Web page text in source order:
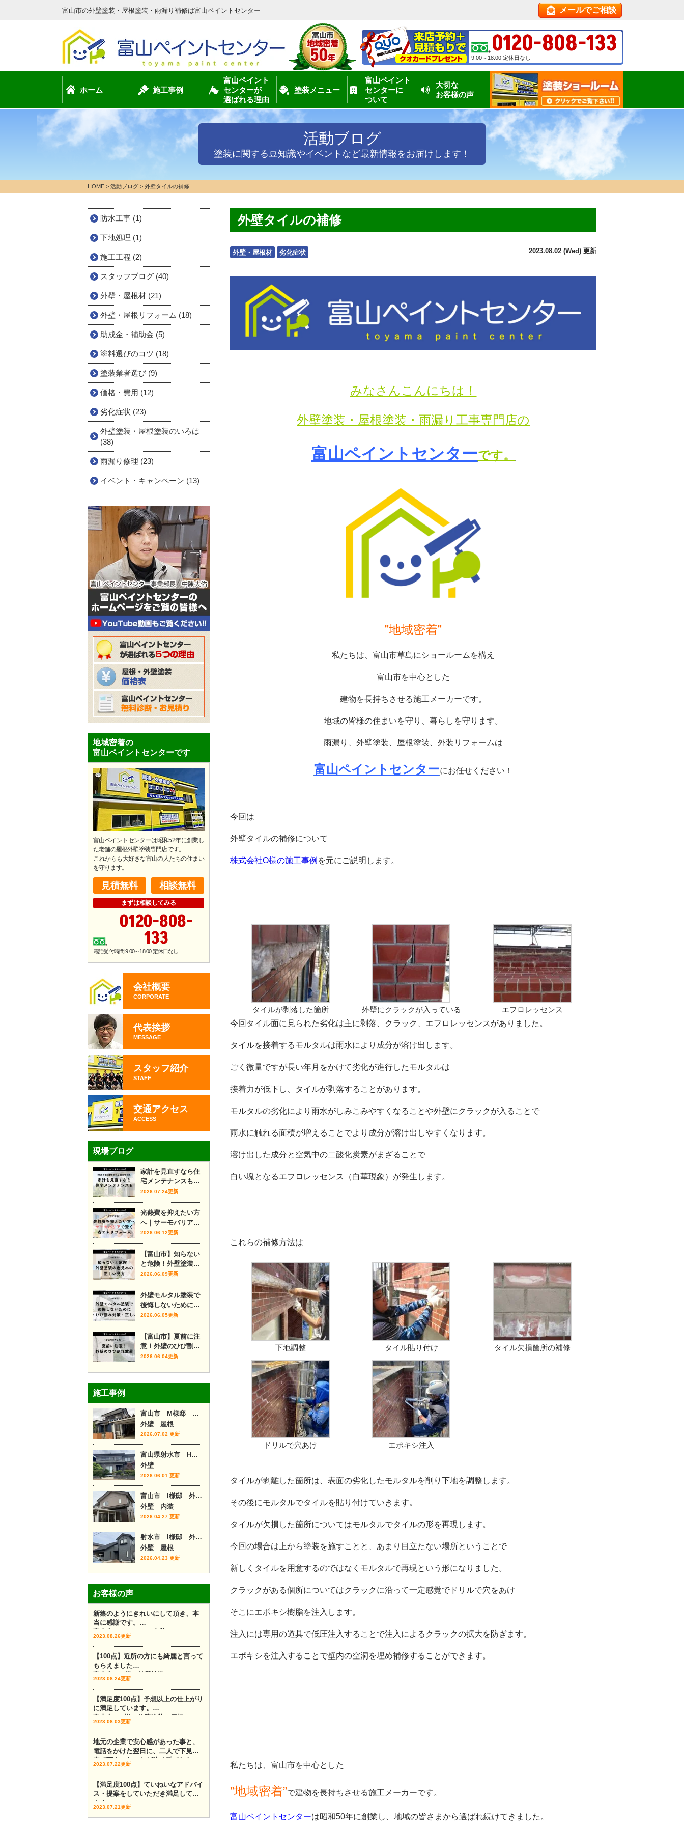
富山市の外壁塗装・屋根塗装・雨漏り補修は富山ペイントセンター メールでご相談
0120-808-133
9:00～18:00 定休日なし
ホーム 施工事例
富山ペイント
センターが
選ばれる理由
塗装メニュー
富山ペイント
センターに
ついて
大切な
お客様の声
活動ブログ
塗装に関する豆知識やイベントなど最新情報をお届けします！
HOME > 活動ブログ > 外壁タイルの補修
外壁タイルの補修
外壁・屋根材 劣化症状 2023.08.02 (Wed) 更新
みなさんこんにちは！
外壁塗装・屋根塗装・雨漏り工事専門店の
富山ペイントセンターです。
”地域密着”
私たちは、富山市草島にショールームを構え
富山市を中心とした
建物を長持ちさせる施工メーカーです。
地域の皆様の住まいを守り、暮らしを守ります。
雨漏り、外壁塗装、屋根塗装、外装リフォームは
富山ペイントセンターにお任せください！
今回は
外壁タイルの補修について
株式会社O様の施工事例 を元にご説明します。
タイルが剥落した箇所 外壁にクラックが入っている
エフロレッセンス
今回タイル面に見られた劣化は主に剥落、クラック、エフロレッセンスがありました。
タイルを接着するモルタルは雨水により成分が溶け出します。
ごく微量ですが長い年月をかけて劣化が進行したモルタルは
接着力が低下し、タイルが剥落することがあります。
モルタルの劣化により雨水がしみこみやすくなることや外壁にクラックが入ることで
雨水に触れる面積が増えることでより成分が溶け出しやすくなります。
溶け出した成分と空気中の二酸化炭素がまざることで
白い塊となるエフロレッセンス（白華現象）が発生します。
これらの補修方法は
下地調整 タイル貼り付け タイル欠損箇所の補修
ドリルで穴あけ エポキシ注入
タイルが剥離した箇所は、表面の劣化したモルタルを削り下地を調整します。
その後にモルタルでタイルを貼り付けていきます。
タイルが欠損した箇所についてはモルタルでタイルの形を再現します。
今回の場合は上から塗装を施すことと、あまり目立たない場所ということで
新しくタイルを用意するのではなくモルタルで再現という形になりました。
クラックがある個所についてはクラックに沿って一定感覚でドリルで穴をあけ
そこにエポキシ樹脂を注入します。
注入には専用の道具で低圧注入することで注入によるクラックの拡大を防ぎます。
エポキシを注入することで壁内の空洞を埋め補修することができます。
私たちは、富山市を中心とした
”地域密着”で建物を長持ちさせる施工メーカーです。
富山ペイントセンターは昭和50年に創業し、地域の皆さまから選ばれ続けてきました。
防水工事 (1)
下地処理 (1)
施工工程 (2)
スタッフブログ (40)
外壁・屋根材 (21)
外壁・屋根リフォーム (18)
助成金・補助金 (5)
塗料選びのコツ (18)
塗装業者選び (9)
価格・費用 (12)
劣化症状 (23)
外壁塗装・屋根塗装のいろは
(38)
雨漏り修理 (23)
イベント・キャンペーン (13)
地域密着の
富山ペイントセンターです
富山ペイントセンターは昭和52年に創業し
た老舗の屋根外壁塗装専門店です。
​これからも大好きな富山の人たちの住まい
を守ります。
見積無料 相談無料
まずは相談してみる
0120-808-
133
電話受付時間 9:00～18:00 定休日なし
会社概要
CORPORATE
代表挨拶
MESSAGE
スタッフ紹介
STAFF
交通アクセス
ACCESS
現場ブログ
家計を見直すなら住
宅メンテナンスも｜
将来の修繕費を抑え
る家の守り方
2026.07.24更新
光熱費を抑えたい方
へ｜サーモバリアで
賢く省エネリフォー
ム
2026.06.12更新
【富山市】知らない
と危険！外壁塗装の
色見本の正しい見方
2026.06.09更新
外壁モルタル塗装で
後悔しないために｜
費用・ひび割れ対
策・正しい時期をプ
ロが解説
2026.06.05更新
【富山市】夏前に注
意！外壁のひび割れ
放置
2026.06.04更新
施工事例
富山市 M様邸 外壁カバー工事
外壁 屋根
2026.07.02 更新
富山県射水市 H様邸
外壁
2026.06.01 更新
富山市 I様邸 外壁塗装・内装リフォーム
外壁 内装
2026.04.27 更新
射水市 I様邸 外壁塗装・屋根カバー
外壁 屋根
2026.04.23 更新
お客様の声
新築のようにきれいにして頂き、本
当に感謝です。
富山市 アパート 内装リフォーム
2023.08.26更新
【100点】近所の方にも綺麗と言って
もらえました
富山市 O様 外壁塗装
2023.08.24更新
【満足度100点】予想以上の仕上がり
に満足しています。
富山市 N様 外壁塗装 屋根カバー
2023.08.03更新
地元の企業で安心感があった事と、
電話をかけた翌日に、二人で下見に
来て下さったことが決め手でした。
富山市 外壁塗装 外壁カバー
2023.07.22更新
【満足度100点】ていねいなアドバイ
ス・提案をしていただき満足してい
ます。
富山市 外壁塗装 Y様
2023.07.21更新